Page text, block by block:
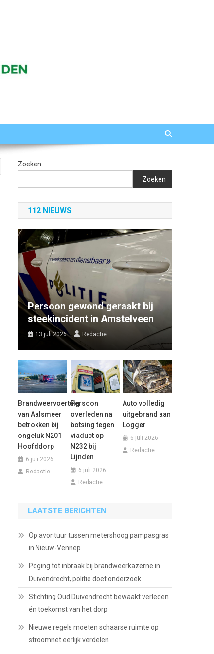
Zoeken
Zoeken
112 NIEUWS
Persoon gewond geraakt bij
steekincident in Amstelveen
13 juli 2026 Redactie
Brandweervoertuig
van Aalsmeer
betrokken bij
ongeluk N201
Hoofddorp
6 juli 2026
Redactie
Persoon
overleden na
botsing tegen
viaduct op
N232 bij
Lijnden
6 juli 2026
Redactie
Auto volledig
uitgebrand aan
Logger
6 juli 2026
Redactie
LAATSTE BERICHTEN
Op avontuur tussen metershoog pampasgras
in Nieuw-Vennep
Poging tot inbraak bij brandweerkazerne in
Duivendrecht, politie doet onderzoek
Stichting Oud Duivendrecht bewaakt verleden
én toekomst van het dorp
Nieuwe regels moeten schaarse ruimte op
stroomnet eerlijk verdelen